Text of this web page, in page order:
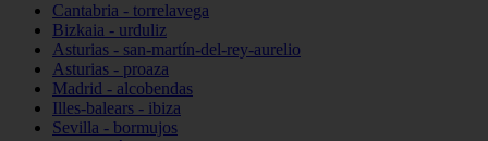
Cantabria - torrelavega
Bizkaia - urduliz
Asturias - san-martín-del-rey-aurelio
Asturias - proaza
Madrid - alcobendas
Illes-balears - ibiza
Sevilla - bormujos